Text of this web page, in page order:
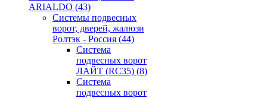
ARIALDO (43)
Системы подвесных
ворот, дверей, жалюзи
Ролтэк - Россия (44)
Система
подвесных ворот
ЛАЙТ (RC35) (8)
Система
подвесных ворот